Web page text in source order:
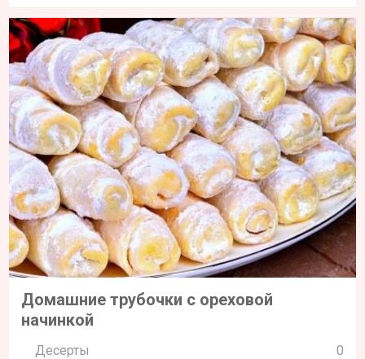
Домашние трубочки с ореховой
начинкой
Десерты 0